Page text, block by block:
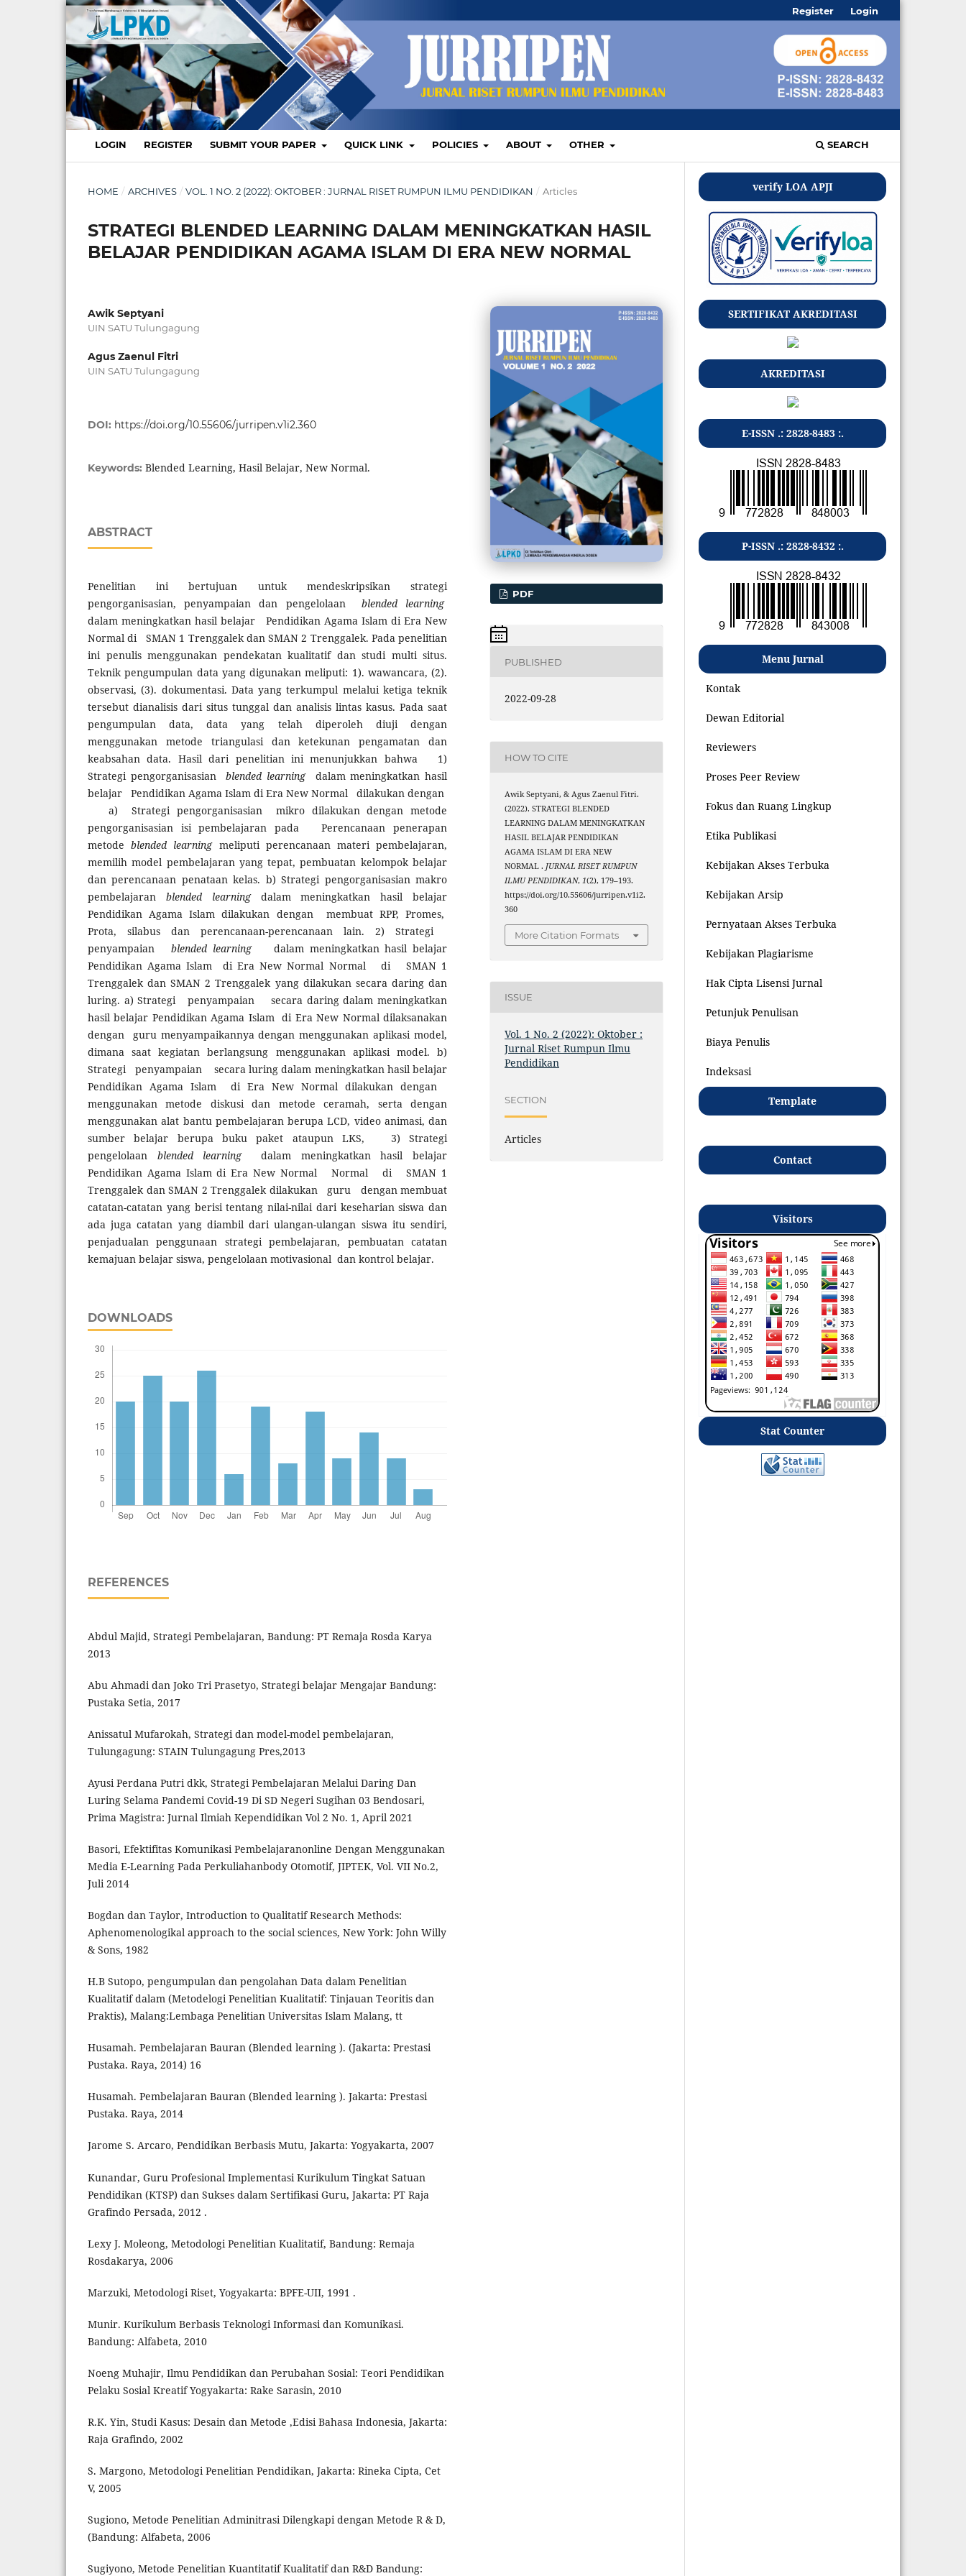
LOGIN REGISTER SUBMIT YOUR PAPER QUICK LINK POLICIES ABOUT OTHER SEARCH
Register Login
HOME / ARCHIVES / VOL. 1 NO. 2 (2022): OKTOBER : JURNAL RISET RUMPUN ILMU PENDIDIKAN / Articles
STRATEGI BLENDED LEARNING DALAM MENINGKATKAN HASIL
BELAJAR PENDIDIKAN AGAMA ISLAM DI ERA NEW NORMAL
Awik Septyani
UIN SATU Tulungagung
Agus Zaenul Fitri
UIN SATU Tulungagung
DOI: https://doi.org/10.55606/jurripen.v1i2.360
Keywords: Blended Learning, Hasil Belajar, New Normal.
ABSTRACT
Penelitian ini bertujuan untuk mendeskripsikan strategi
pengorganisasian, penyampaian dan pengelolaan blended learning
dalam meningkatkan hasil belajar Pendidikan Agama Islam di Era New
Normal di SMAN 1 Trenggalek dan SMAN 2 Trenggalek. Pada penelitian
ini penulis menggunakan pendekatan kualitatif dan studi multi situs.
Teknik pengumpulan data yang digunakan meliputi: 1). wawancara, (2).
observasi, (3). dokumentasi. Data yang terkumpul melalui ketiga teknik
tersebut dianalisis dari situs tunggal dan analisis lintas kasus. Pada saat
pengumpulan data, data yang telah diperoleh diuji dengan
menggunakan metode triangulasi dan ketekunan pengamatan dan
keabsahan data. Hasil dari penelitian ini menunjukkan bahwa 1)
Strategi pengorganisasianblended learning dalam meningkatkan hasil
belajar Pendidikan Agama Islam di Era New Normal dilakukan dengan
a) Strategi pengorganisasian mikro dilakukan dengan metode
pengorganisasian isi pembelajaran pada Perencanaan penerapan
metodeblended learningmeliputi perencanaan materi pembelajaran,
memilih model pembelajaran yang tepat, pembuatan kelompok belajar
dan perencanaan penataan kelas. b) Strategi pengorganisasian makro
pembelajaran blended learningdalam meningkatkan hasil belajar
Pendidikan Agama Islam dilakukan dengan membuat RPP, Promes,
Prota, silabus dan perencanaan-perencanaan lain. 2) Strategi
penyampaianblended learning
dalam meningkatkan hasil belajar
Pendidikan Agama Islam di Era New Normal Normal di SMAN 1
Trenggalek dan SMAN 2 Trenggalek yang dilakukan secara daring dan
luring. a) Strategi penyampaian
secara daring dalam meningkatkan
hasil belajar Pendidikan Agama Islam di Era New Normal dilaksanakan
dengan guru menyampaikannya dengan menggunakan aplikasi model,
dimana saat kegiatan berlangsung menggunakan aplikasi model. b)
Strategi penyampaian
secara luring dalam meningkatkan hasil belajar
Pendidikan Agama Islam di Era New Normal dilakukan dengan
menggunakan metode diskusi dan metode ceramah, serta dengan
menggunakan alat bantu pembelajaran berupa LCD, video animasi, dan
sumber belajar berupa buku paket ataupun LKS, 3) Strategi
pengelolaan blended learningdalam meningkatkan hasil belajar
Pendidikan Agama Islam di Era New Normal Normal di SMAN 1
Trenggalek dan SMAN 2 Trenggalek dilakukan guru dengan membuat
catatan-catatan yang berisi tentang nilai-nilai dari keseharian siswa dan
ada juga catatan yang diambil dari ulangan-ulangan siswa itu sendiri,
penjadualan penggunaan strategi pembelajaran, pembuatan catatan
kemajuan belajar siswa, pengelolaan motivasional dan kontrol belajar.
DOWNLOADS
REFERENCES
Abdul Majid, Strategi Pembelajaran, Bandung: PT Remaja Rosda Karya
2013
Abu Ahmadi dan Joko Tri Prasetyo, Strategi belajar Mengajar Bandung:
Pustaka Setia, 2017
Anissatul Mufarokah, Strategi dan model-model pembelajaran,
Tulungagung: STAIN Tulungagung Pres,2013
Ayusi Perdana Putri dkk, Strategi Pembelajaran Melalui Daring Dan
Luring Selama Pandemi Covid-19 Di SD Negeri Sugihan 03 Bendosari,
Prima Magistra: Jurnal Ilmiah Kependidikan Vol 2 No. 1, April 2021
Basori, Efektifitas Komunikasi Pembelajaranonline Dengan Menggunakan
Media E-Learning Pada Perkuliahanbody Otomotif, JIPTEK, Vol. VII No.2,
Juli 2014
Bogdan dan Taylor, Introduction to Qualitatif Research Methods:
Aphenomenologikal approach to the social sciences, New York: John Willy
& Sons, 1982
H.B Sutopo, pengumpulan dan pengolahan Data dalam Penelitian
Kualitatif dalam (Metodelogi Penelitian Kualitatif: Tinjauan Teoritis dan
Praktis), Malang:Lembaga Penelitian Universitas Islam Malang, tt
Husamah. Pembelajaran Bauran (Blended learning ). (Jakarta: Prestasi
Pustaka. Raya, 2014) 16
Husamah. Pembelajaran Bauran (Blended learning ). Jakarta: Prestasi
Pustaka. Raya, 2014
Jarome S. Arcaro, Pendidikan Berbasis Mutu, Jakarta: Yogyakarta, 2007
Kunandar, Guru Profesional Implementasi Kurikulum Tingkat Satuan
Pendidikan (KTSP) dan Sukses dalam Sertifikasi Guru, Jakarta: PT Raja
Grafindo Persada, 2012 .
Lexy J. Moleong, Metodologi Penelitian Kualitatif, Bandung: Remaja
Rosdakarya, 2006
Marzuki, Metodologi Riset, Yogyakarta: BPFE-UII, 1991 .
Munir. Kurikulum Berbasis Teknologi Informasi dan Komunikasi.
Bandung: Alfabeta, 2010
Noeng Muhajir, Ilmu Pendidikan dan Perubahan Sosial: Teori Pendidikan
Pelaku Sosial Kreatif Yogyakarta: Rake Sarasin, 2010
R.K. Yin, Studi Kasus: Desain dan Metode ,Edisi Bahasa Indonesia, Jakarta:
Raja Grafindo, 2002
S. Margono, Metodologi Penelitian Pendidikan, Jakarta: Rineka Cipta, Cet
V, 2005
Sugiono, Metode Penelitian Adminitrasi Dilengkapi dengan Metode R & D,
(Bandung: Alfabeta, 2006
Sugiyono, Metode Penelitian Kuantitatif Kualitatif dan R&D Bandung:
PDF
PUBLISHED
2022-09-28
HOW TO CITE
Awik Septyani, & Agus Zaenul Fitri.
(2022). STRATEGI BLENDED
LEARNING DALAM MENINGKATKAN
HASIL BELAJAR PENDIDIKAN
AGAMA ISLAM DI ERA NEW
NORMAL .JURNAL RISET RUMPUN
ILMU PENDIDIKAN,1(2), 179–193.
https://doi.org/10.55606/jurripen.v1i2.
360
More Citation Formats
ISSUE
Vol. 1 No. 2 (2022): Oktober :
Jurnal Riset Rumpun Ilmu
Pendidikan
SECTION
Articles
verify LOA APJI
SERTIFIKAT AKREDITASI
AKREDITASI
E-ISSN .: 2828-8483 :.
P-ISSN .: 2828-8432 :.
Menu Jurnal
Kontak
Dewan Editorial
Reviewers
Proses Peer Review
Fokus dan Ruang Lingkup
Etika Publikasi
Kebijakan Akses Terbuka
Kebijakan Arsip
Pernyataan Akses Terbuka
Kebijakan Plagiarisme
Hak Cipta Lisensi Jurnal
Petunjuk Penulisan
Biaya Penulis
Indeksasi
Template
Contact
Visitors
Stat Counter